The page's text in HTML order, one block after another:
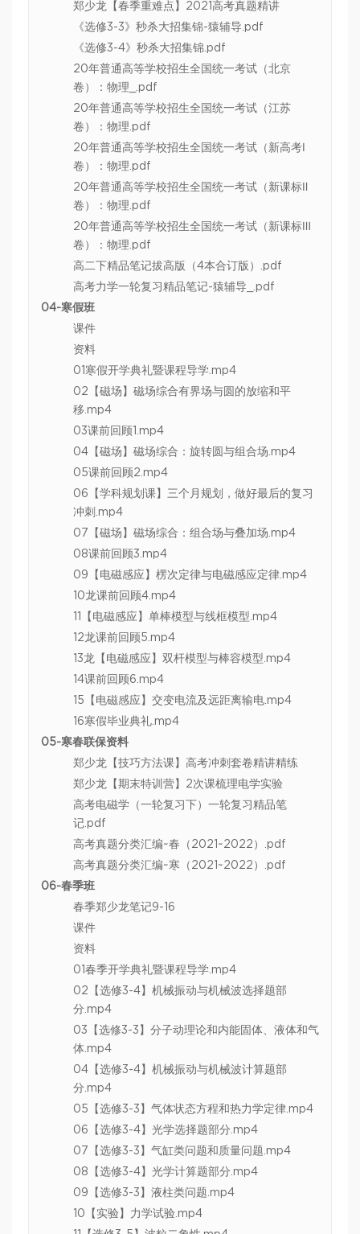
郑少龙【春季重难点】2021高考真题精讲
《选修3-3》秒杀大招集锦-猿辅导.pdf
《选修3-4》秒杀大招集锦.pdf
20年普通高等学校招生全国统一考试（北京
卷）：物理_.pdf
20年普通高等学校招生全国统一考试（江苏
卷）：物理.pdf
20年普通高等学校招生全国统一考试（新高考Ⅰ
卷）：物理.pdf
20年普通高等学校招生全国统一考试（新课标Ⅱ
卷）：物理.pdf
20年普通高等学校招生全国统一考试（新课标Ⅲ
卷）：物理.pdf
高二下精品笔记拔高版（4本合订版）.pdf
高考力学一轮复习精品笔记-猿辅导_.pdf
04-寒假班
课件
资料
01寒假开学典礼暨课程导学.mp4
02【磁场】磁场综合有界场与圆的放缩和平
移.mp4
03课前回顾1.mp4
04【磁场】磁场综合：旋转圆与组合场.mp4
05课前回顾2.mp4
06【学科规划课】三个月规划，做好最后的复习
冲刺.mp4
07【磁场】磁场综合：组合场与叠加场.mp4
08课前回顾3.mp4
09【电磁感应】楞次定律与电磁感应定律.mp4
10龙课前回顾4.mp4
11【电磁感应】单棒模型与线框模型.mp4
12龙课前回顾5.mp4
13龙【电磁感应】双杆模型与棒容模型.mp4
14课前回顾6.mp4
15【电磁感应】交变电流及远距离输电.mp4
16寒假毕业典礼.mp4
05-寒春联保资料
郑少龙【技巧方法课】高考冲刺套卷精讲精练
郑少龙【期末特训营】2次课梳理电学实验
高考电磁学（一轮复习下）一轮复习精品笔
记.pdf
高考真题分类汇编~春（2021~2022）.pdf
高考真题分类汇编~寒（2021~2022）.pdf
06-春季班
春季郑少龙笔记9-16
课件
资料
01春季开学典礼暨课程导学.mp4
02【选修3-4】机械振动与机械波选择题部
分.mp4
03【选修3-3】分子动理论和内能固体、液体和气
体.mp4
04【选修3-4】机械振动与机械波计算题部
分.mp4
05【选修3-3】气体状态方程和热力学定律.mp4
06【选修3-4】光学选择题部分.mp4
07【选修3-3】气缸类问题和质量问题.mp4
08【选修3-4】光学计算题部分.mp4
09【选修3-3】液柱类问题.mp4
10【实验】力学试验.mp4